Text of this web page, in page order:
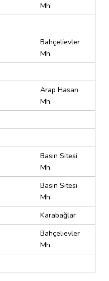
Mh.
Bahçelievler
Mh.
Arap Hasan
Mh.
Basın Sitesi
Mh.
Basın Sitesi
Mh.
Karabağlar
Bahçelievler
Mh.